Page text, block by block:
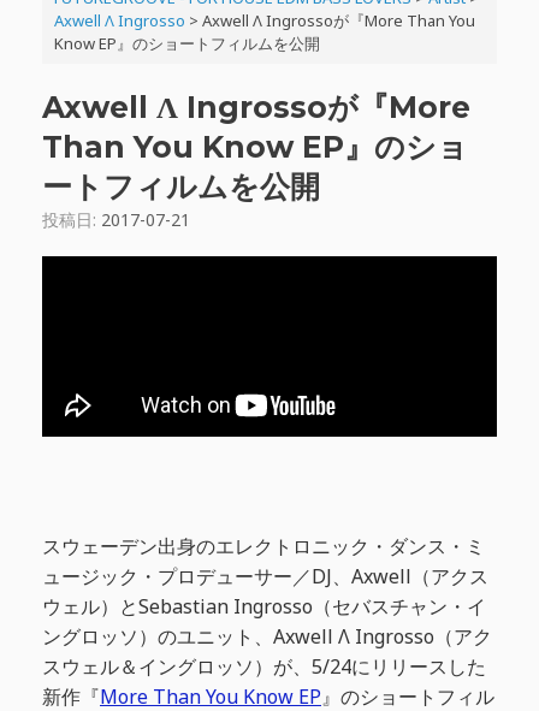
Axwell Λ Ingrosso > Axwell Λ Ingrossoが『More Than You
Know EP』のショートフィルムを公開
Axwell Λ Ingrossoが『More
Than You Know EP』のショ
ートフィルムを公開
投稿日: 2017-07-21
スウェーデン出身のエレクトロニック・ダンス・ミ
ュージック・プロデューサー／DJ、Axwell（アクス
ウェル）とSebastian Ingrosso（セバスチャン・イ
ングロッソ）のユニット、Axwell Λ Ingrosso（アク
スウェル＆イングロッソ）が、5/24にリリースした
新作『More Than You Know EP』のショートフィル